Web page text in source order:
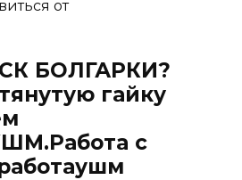
от
БОЛГАРКИ?
гайку
с